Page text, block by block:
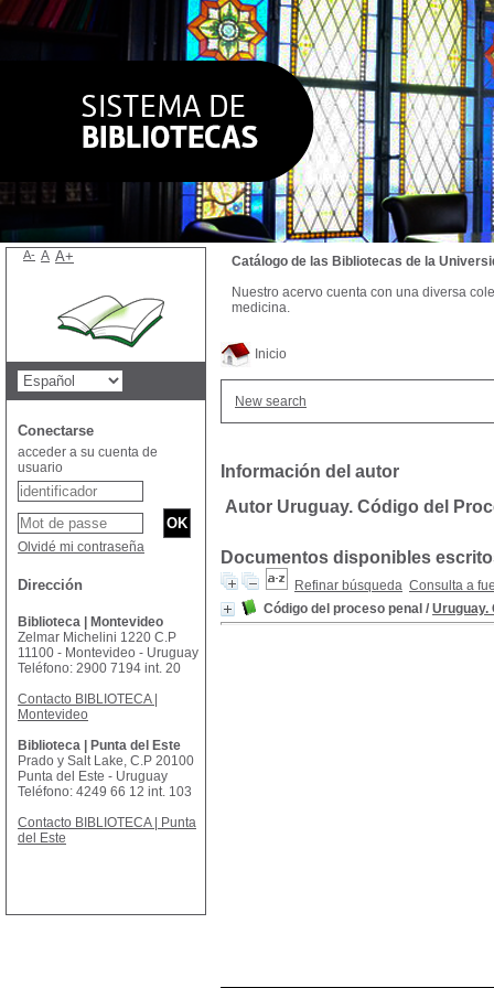
Inicio
New search
Información del autor
Autor Uruguay. Código del
Documentos disponibles
Refinar búsqueda Consulta a
Código del proceso penal / Uruguay.
Catálogo de las Bibliotecas de la
Nuestro acervo cuenta con una diversa
medicina.
A- A A+
Conectarse
acceder a su cuenta de
usuario
Olvidé mi contraseña
Dirección
Biblioteca | Montevideo
Zelmar Michelini 1220 C.P
11100 - Montevideo - Uruguay
Teléfono: 2900 7194 int. 20
Contacto BIBLIOTECA |
Montevideo
Biblioteca | Punta del Este
Prado y Salt Lake, C.P 20100
Punta del Este - Uruguay
Teléfono: 4249 66 12 int. 103
Contacto BIBLIOTECA | Punta
del Este